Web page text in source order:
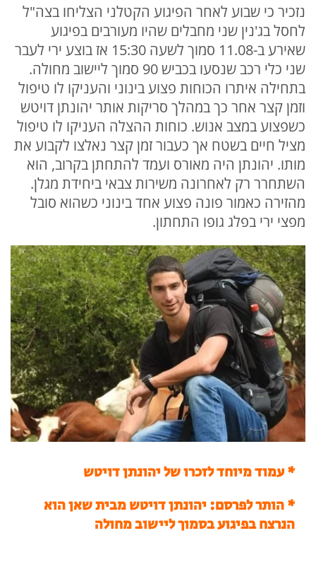
נזכיר כי שבוע לאחר הפיגוע הקטלני הצליחו בצה"ל
לחסל בג'נין שני מחבלים שהיו מעורבים בפיגוע
שאירע ב-11.08 סמוך לשעה 15:30 אז בוצע ירי לעבר
שני כלי רכב שנסעו בכביש 90 סמוך ליישוב מחולה.
בתחילה איתרו הכוחות פצוע בינוני והעניקו לו טיפול
וזמן קצר אחר כך במהלך סריקות אותר יהונתן דויטש
כשפצוע במצב אנוש. כוחות ההצלה העניקו לו טיפול
מציל חיים בשטח אך כעבור זמן קצר נאלצו לקבוע את
מותו. יהונתן היה מאורס ועמד להתחתן בקרוב, הוא
השתחרר רק לאחרונה משירות צבאי ביחידת מגלן.
מהזירה כאמור פונה פצוע אחד בינוני כשהוא סובל
מפצי ירי בפלג גופו התחתון.
* עמוד מיוחד לזכרו של יהונתן דויטש
* הותר לפרסם: יהונתן דויטש מבית שאן הוא
הנרצח בפיגוע בסמוך ליישוב מחולה